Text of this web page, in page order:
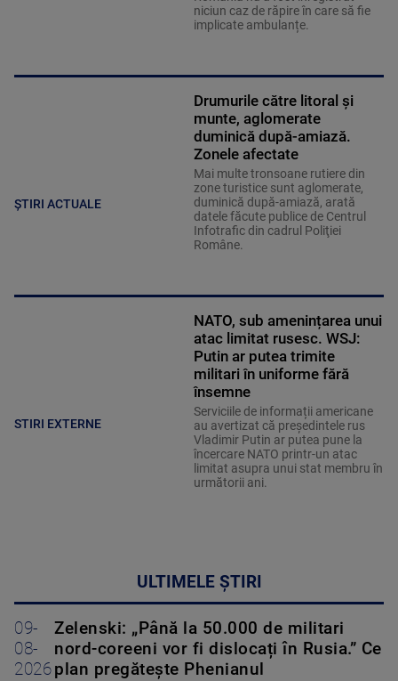
niciun caz de răpire în care să fie
implicate ambulanțe.
ȘTIRI ACTUALE
Drumurile către litoral și
munte, aglomerate
duminică după-amiază.
Zonele afectate
Mai multe tronsoane rutiere din
zone turistice sunt aglomerate,
duminică după-amiază, arată
datele făcute publice de Centrul
Infotrafic din cadrul Poliţiei
Române.
STIRI EXTERNE
NATO, sub amenințarea unui
atac limitat rusesc. WSJ:
Putin ar putea trimite
militari în uniforme fără
însemne
Serviciile de informații americane
au avertizat că președintele rus
Vladimir Putin ar putea pune la
încercare NATO printr-un atac
limitat asupra unui stat membru în
următorii ani.
ULTIMELE ȘTIRI
09-
08-
2026
Zelenski: „Până la 50.000 de militari
nord-coreeni vor fi dislocați în Rusia.” Ce
plan pregătește Phenianul